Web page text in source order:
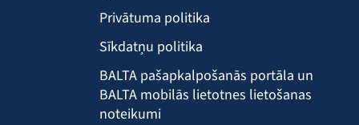
Privātuma politika
Sīkdatņu politika
BALTA pašapkalpošanās portāla un
BALTA mobilās lietotnes lietošanas
noteikumi